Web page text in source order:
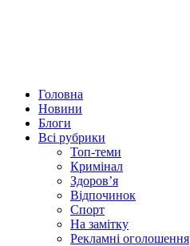
Головна
Новини
Блоги
Всі рубрики
Топ-теми
Кримінал
Здоров’я
Відпочинок
Спорт
На замітку
Рекламні оголошення